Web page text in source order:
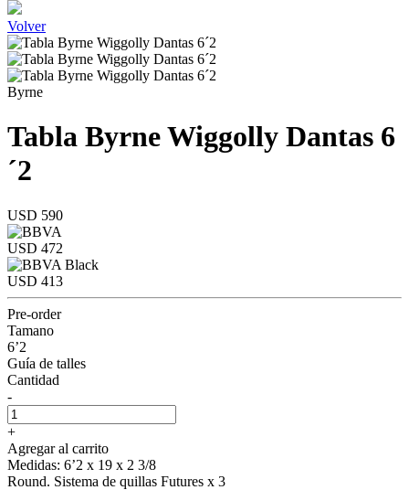
Volver
Byrne
Tabla Byrne Wiggolly Dantas 6
´2
USD 590
USD 472
USD 413
Pre-order
Tamano
6’2
Guía de talles
Cantidad
-
+
Agregar al carrito
Medidas: 6’2 x 19 x 2 3/8
Round. Sistema de quillas Futures x 3